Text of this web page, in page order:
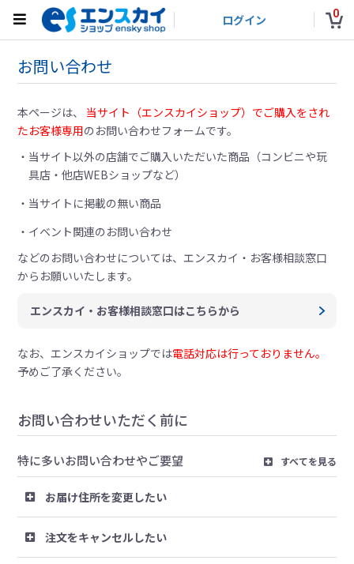
ログイン 0
お問い合わせ
本ページは、 当サイト（エンスカイショップ）でご購入をされ
たお客様専用のお問い合わせフォームです。
当サイト以外の店舗でご購入いただいた商品（コンビニや玩
具店・他店WEBショップなど）
当サイトに掲載の無い商品
イベント関連のお問い合わせ
などのお問い合わせについては、エンスカイ・お客様相談窓口
からお願いいたします。
エンスカイ・お客様相談窓口はこちらから
なお、エンスカイショップでは電話対応は行っておりません。
予めご了承ください。
お問い合わせいただく前に
特に多いお問い合わせやご要望 すべてを見る
お届け住所を変更したい
注文をキャンセルしたい